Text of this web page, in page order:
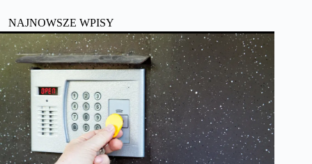
NAJNOWSZE WPISY